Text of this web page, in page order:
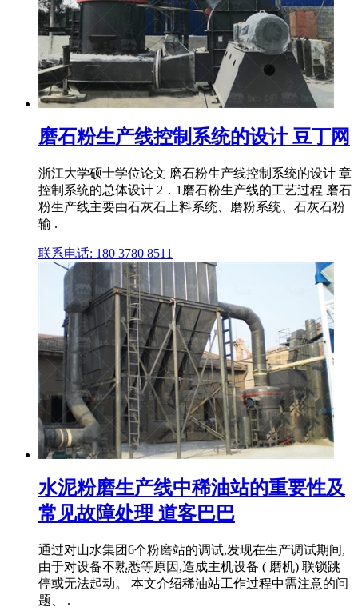
磨石粉生产线控制系统的设计 豆丁网
浙江大学硕士学位论文 磨石粉生产线控制系统的设计 章
控制系统的总体设计 2．1磨石粉生产线的工艺过程 磨石
粉生产线主要由石灰石上料系统、磨粉系统、石灰石粉
输 .
联系电话: 180 3780 8511
水泥粉磨生产线中稀油站的重要性及
常见故障处理 道客巴巴
通过对山水集团6个粉磨站的调试,发现在生产调试期间,
由于对设备不熟悉等原因,造成主机设备 ( 磨机) 联锁跳
停或无法起动。 本文介绍稀油站工作过程中需注意的问
题、 .